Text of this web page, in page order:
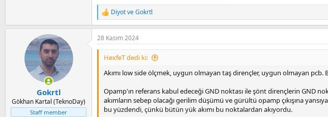
R
e
a
c
t
n
DiyotveGokrtl
Gokrtl
Gökhan Kartal (TeknoDay)
Staff member
28 Kasım 2024
HexfeT dedi ki:
Akımı low side ölçmek, uygun olmayan taş dirençler, uygun olmayan pcb.
Opamp'ın referans kabul edeceği GND noktası ile şönt dirençlerin GND
akımların sebep olacağı gerilim düşümü ve gürültü opamp çıkışına
bu yüzdendi, çünkü bütün yük akımı bu noktalardan akıyordu.